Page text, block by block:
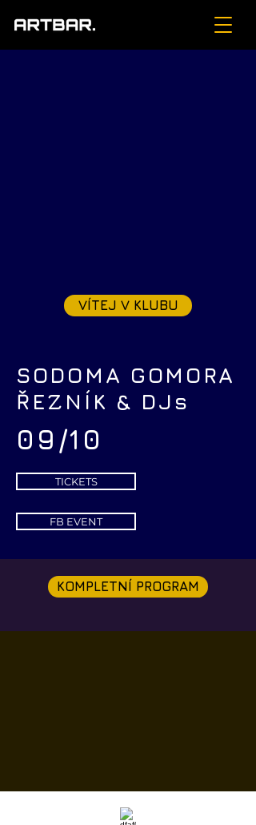
VÍTEJ V KLUBU
SODOMA GOMORA
ŘEZNÍK & DJs
09/10
TICKETS
FB EVENT
KOMPLETNÍ PROGRAM